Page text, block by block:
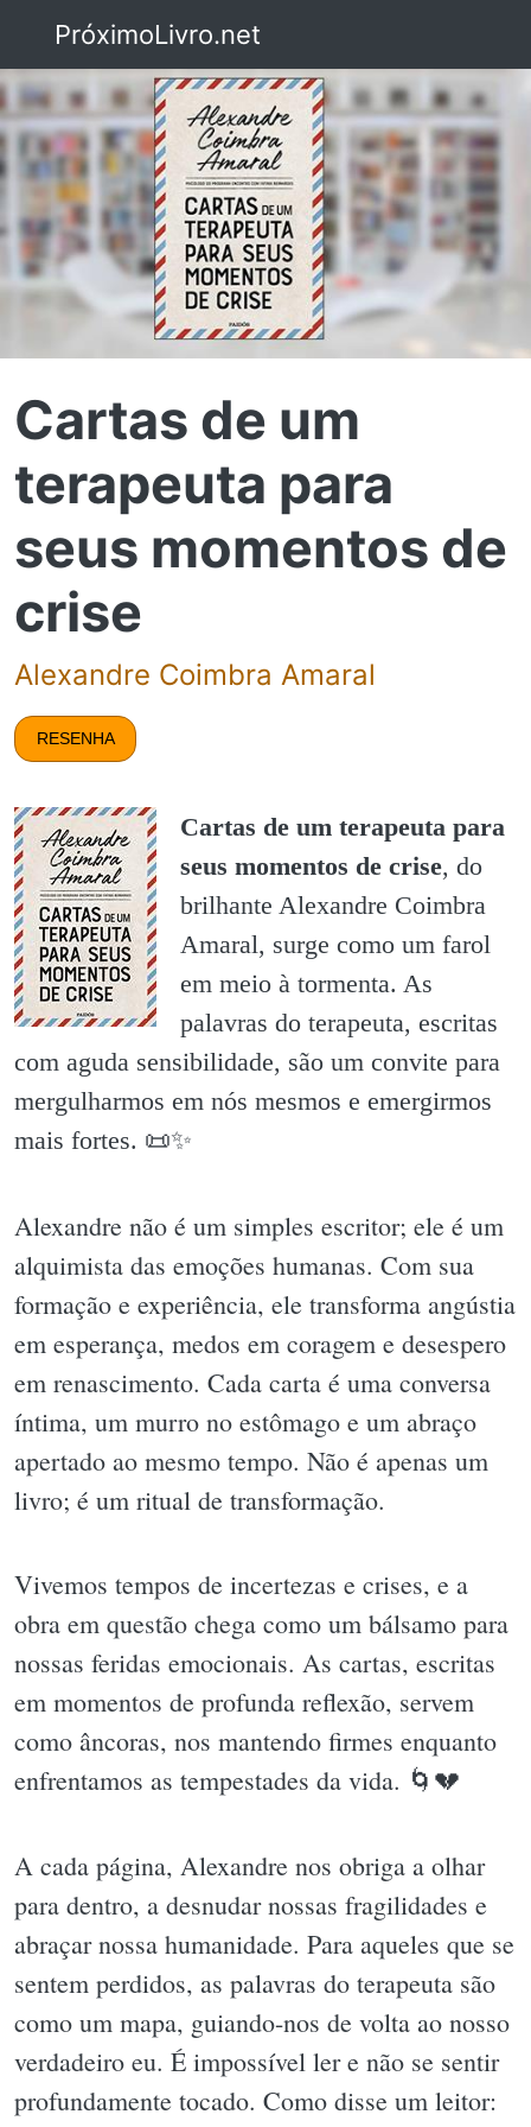
PróximoLivro.net
Cartas de um
terapeuta para
seus momentos de
crise
Alexandre Coimbra Amaral
RESENHA
Cartas de um terapeuta para
seus momentos de crise, do
brilhante Alexandre Coimbra
Amaral, surge como um farol
em meio à tormenta. As
palavras do terapeuta, escritas
com aguda sensibilidade, são um convite para
mergulharmos em nós mesmos e emergirmos
mais fortes. 📜✨️
Alexandre não é um simples escritor; ele é um
alquimista das emoções humanas. Com sua
formação e experiência, ele transforma angústia
em esperança, medos em coragem e desespero
em renascimento. Cada carta é uma conversa
íntima, um murro no estômago e um abraço
apertado ao mesmo tempo. Não é apenas um
livro; é um ritual de transformação.
Vivemos tempos de incertezas e crises, e a
obra em questão chega como um bálsamo para
nossas feridas emocionais. As cartas, escritas
em momentos de profunda reflexão, servem
como âncoras, nos mantendo firmes enquanto
enfrentamos as tempestades da vida. 🌀💔
A cada página, Alexandre nos obriga a olhar
para dentro, a desnudar nossas fragilidades e
abraçar nossa humanidade. Para aqueles que se
sentem perdidos, as palavras do terapeuta são
como um mapa, guiando-nos de volta ao nosso
verdadeiro eu. É impossível ler e não se sentir
profundamente tocado. Como disse um leitor: